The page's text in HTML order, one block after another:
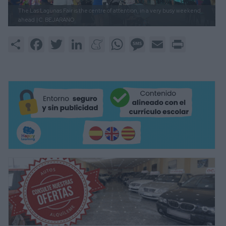
The Las Lagunas Fair is the centre of attention, in a very busy weekend
ahead | C. BEJARANO
Share FacebookTwitter LinkedInMeneameWhatsAppMessage
Email